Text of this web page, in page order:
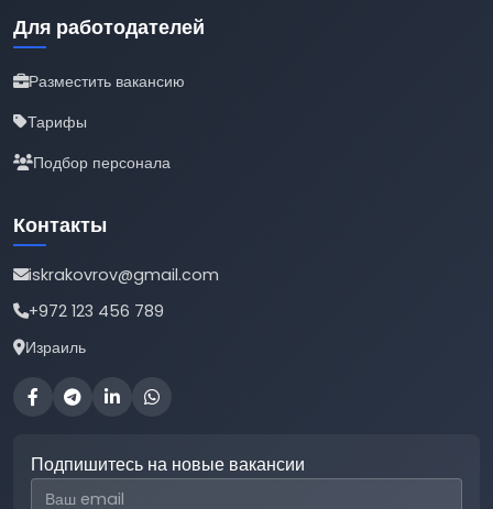
Для работодателей
Разместить вакансию
Тарифы
Подбор персонала
Контакты
iskrakovrov@gmail.com
+972 123 456 789
Израиль
Подпишитесь на новые вакансии
Email для подписки